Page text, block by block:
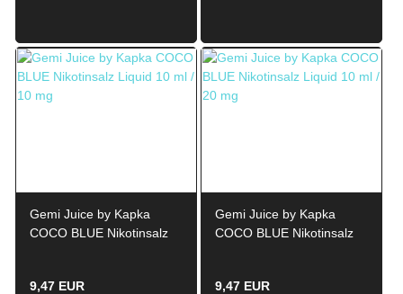
Gemi Juice by Kapka
COCO BLUE Nikotinsalz
9,47 EUR
Gemi Juice by Kapka
COCO BLUE Nikotinsalz
9,47 EUR